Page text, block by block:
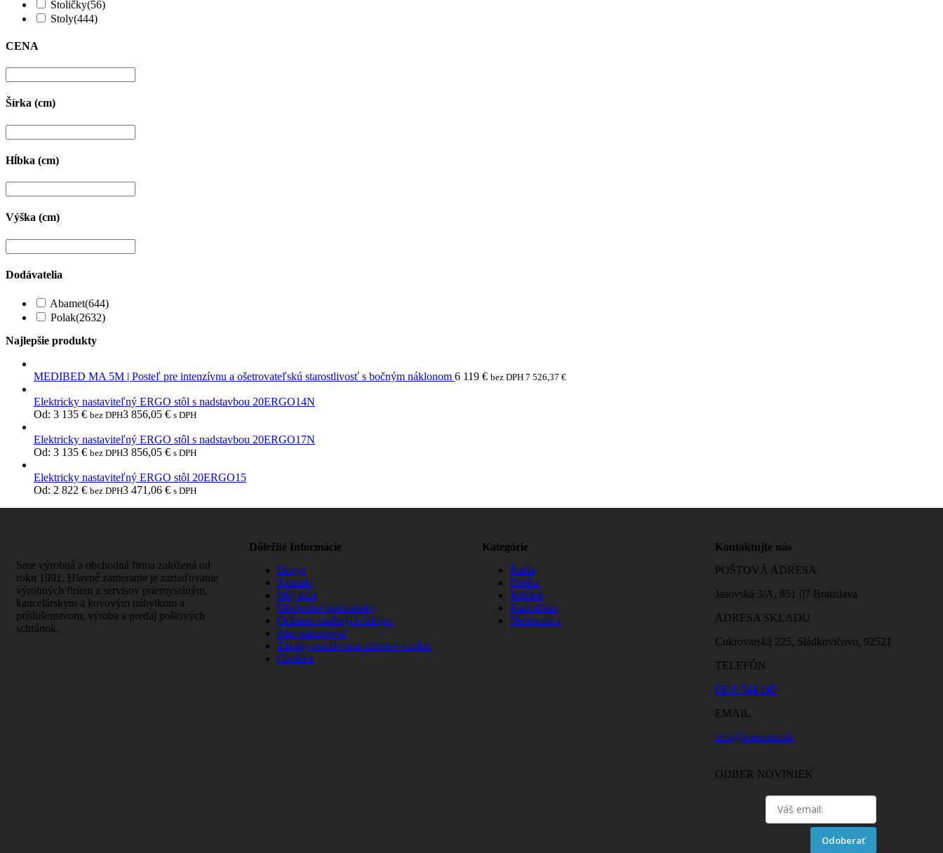
Stoličky(56)
Stoly(444)
CENA
Šírka (cm)
Hĺbka (cm)
Výška (cm)
Dodávatelia
Abamet(644)
Polak(2632)
Najlepšie produkty
MEDIBED MA 5M | Posteľ pre intenzívnu a ošetrovateľskú starostlivosť s bočným náklonom 6 119 € bez DPH 7 526,37 €
Elektricky nastaviteľný ERGO stôl s nadstavbou 20ERGO14N
Od: 3 135 € bez DPH3 856,05 € s DPH
Elektricky nastaviteľný ERGO stôl s nadstavbou 20ERGO17N
Od: 3 135 € bez DPH3 856,05 € s DPH
Elektricky nastaviteľný ERGO stôl 20ERGO15
Od: 2 822 € bez DPH3 471,06 € s DPH
Sme výrobná a obchodná firma založená od
roku 1991. Hlavné zameranie je zariaďovanie
výrobných firiem a servisov priemyselným,
kancelárskym a kovovým nábytkom a
príslušenstvom, výroba a predaj poštových
schránok.
Dôležité Informácie
Dopyt
Kontakt
Môj účet
Obchodné podmienky
Ochrana osobných údajov
Ako nakupovať
Zásady používania súborov cookie
Cookies
Kategórie
Šatňa
Dielňa
Jedáleň
Kancelária
Nemocnica
Kontaktujte nás
POŠTOVÁ ADRESA
Jasovská 3/A, 851 07 Bratislava
ADRESA SKLADU
Cukrovarská 225, Sládkovičovo, 92521
TELEFÓN
0918 744 145
EMAIL
info@mercator.sk
ODBER NOVINIEK
Odoberať